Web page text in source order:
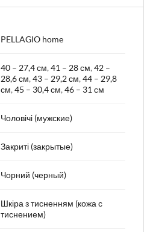
PELLAGIO home
40 – 27,4 см,41 – 28 см,42 –
28,6 см,43 – 29,2 см,44 – 29,8
см,45 – 30,4 см,46 – 31 см
Чоловічі (мужские)
Закриті (закрытые)
Чорний (черный)
Шкіра з тисненням (кожа с
тиснением)